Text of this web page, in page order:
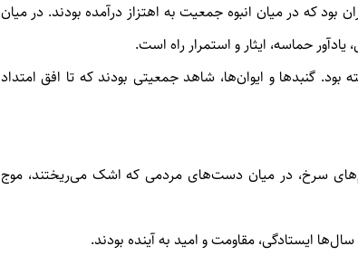
بود که در میان انبوه جمعیت به اهتزاز درآمده بودند. در میان
حماسه، ایثار و استمرار راه است.
گنبدها و ایوان‌ها، شاهد جمعیتی بودند که تا افق امتداد
سرخ، در میان دست‌های مردمی که اشک می‌ریختند، موج
ایستادگی، مقاومت و امید به آینده بودند.